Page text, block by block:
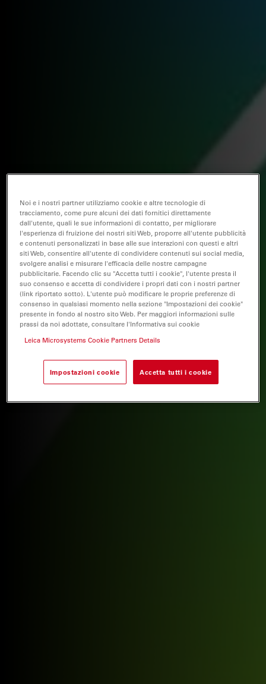
Noi e i nostri partner utilizziamo cookie e altre tecnologie di
tracciamento, come pure alcuni dei dati fornitici direttamente
dall'utente, quali le sue informazioni di contatto, per migliorare
l'esperienza di fruizione dei nostri siti Web, proporre all'utente pubblicità
e contenuti personalizzati in base alle sue interazioni con questi e altri
siti Web, consentire all'utente di condividere contenuti sui social media,
svolgere analisi e misurare l'efficacia delle nostre campagne
pubblicitarie. Facendo clic su "Accetta tutti i cookie", l'utente presta il
suo consenso e accetta di condividere i propri dati con i nostri partner
(link riportato sotto). L'utente può modificare le proprie preferenze di
consenso in qualsiasi momento nella sezione "Impostazioni dei cookie"
presente in fondo al nostro sito Web. Per maggiori informazioni sulle
prassi da noi adottate, consultare l'Informativa sui cookie
Leica Microsystems Cookie Partners Details
Impostazioni cookie Accetta tutti i cookie